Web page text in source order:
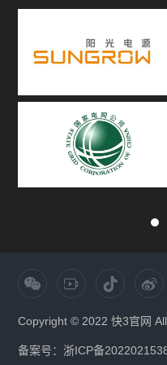
Copyright © 2022 快3官网
备案号：浙ICP备